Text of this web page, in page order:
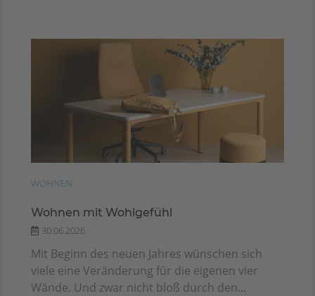
WOHNEN
Wohnen mit Wohlgefühl
30.06.2026
Mit Beginn des neuen Jahres wünschen sich
viele eine Veränderung für die eigenen vier
Wände. Und zwar nicht bloß durch den...